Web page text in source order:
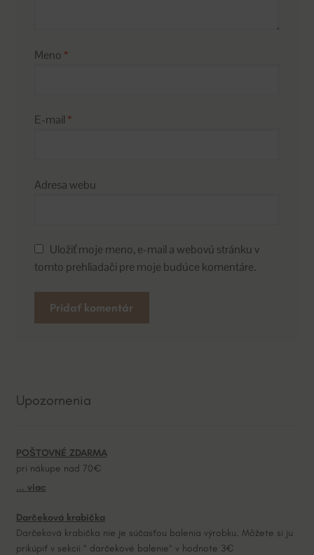
Meno *
E-mail *
Adresa webu
Uložiť moje meno, e-mail a webovú stránku v
tomto prehliadači pre moje budúce komentáre.
r
t
i
v
:
Upozornenia
POŠTOVNÉ ZDARMA
pri nákupe nad 70€
... viac
Darčeková krabička
Darčeková krabička nie je súčasťou balenia výrobku. Môžete si ju
prikúpiť v sekcii “ darčekové balenie“ v hodnote 3€